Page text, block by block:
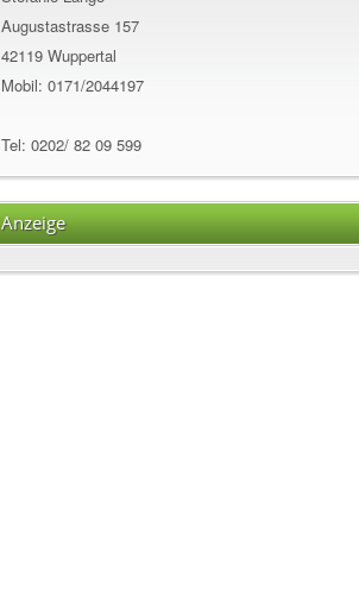
Augustastrasse 157
42119 Wuppertal
Mobil: 0171/2044197
Tel: 0202/ 82 09 599
Anzeige